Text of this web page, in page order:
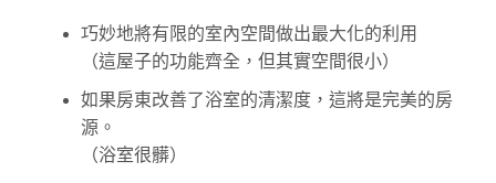
巧妙地將有限的室內空間做出最大化的利用
（這屋子的功能齊全，但其實空間很小）
如果房東改善了浴室的清潔度，這將是完美的房
源。
（浴室很髒）